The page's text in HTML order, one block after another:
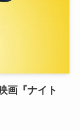
画『ナイト